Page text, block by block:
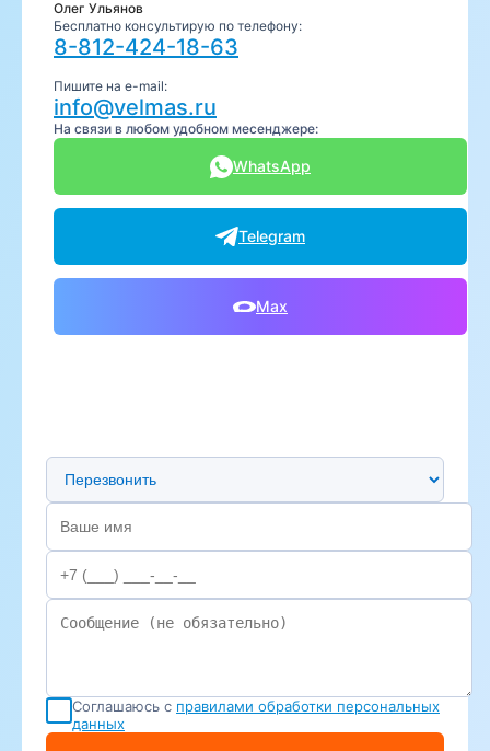
Олег Ульянов
Бесплатно консультирую по телефону:
8-812-424-18-63
Пишите на e-mail:
info@velmas.ru
На связи в любом удобном месенджере:
WhatsApp
Telegram
Max
Предпочтительный способ связи
Соглашаюсь с правилами обработки персональных
данных